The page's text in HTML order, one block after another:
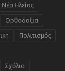
Νέα Ηλείας
Ορθοδοξια
Πολιτισμός
Σχόλια